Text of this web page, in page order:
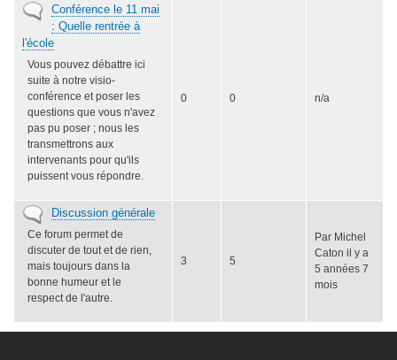
Aucun
nouveau
message
Conférence le 11 mai
: Quelle rentrée à
l'école
Vous pouvez débattre ici
suite à notre visio-
conférence et poser les
questions que vous n'avez
pas pu poser ; nous les
transmettrons aux
intervenants pour qu'ils
puissent vous répondre.
0 0 n/a
Aucun
nouveau
message
Discussion générale
Ce forum permet de
discuter de tout et de rien,
mais toujours dans la
bonne humeur et le
respect de l'autre.
3 5
Par Michel
Caton il y a
5 années 7
mois